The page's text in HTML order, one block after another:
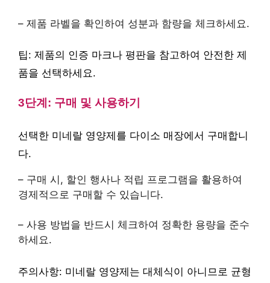
– 제품 라벨을 확인하여 성분과 함량을 체크하세요.
팁: 제품의 인증 마크나 평판을 참고하여 안전한 제
품을 선택하세요.
3단계: 구매 및 사용하기
선택한 미네랄 영양제를 다이소 매장에서 구매합니
다.
– 구매 시, 할인 행사나 적립 프로그램을 활용하여
경제적으로 구매할 수 있습니다.
– 사용 방법을 반드시 체크하여 정확한 용량을 준수
하세요.
주의사항: 미네랄 영양제는 대체식이 아니므로 균형